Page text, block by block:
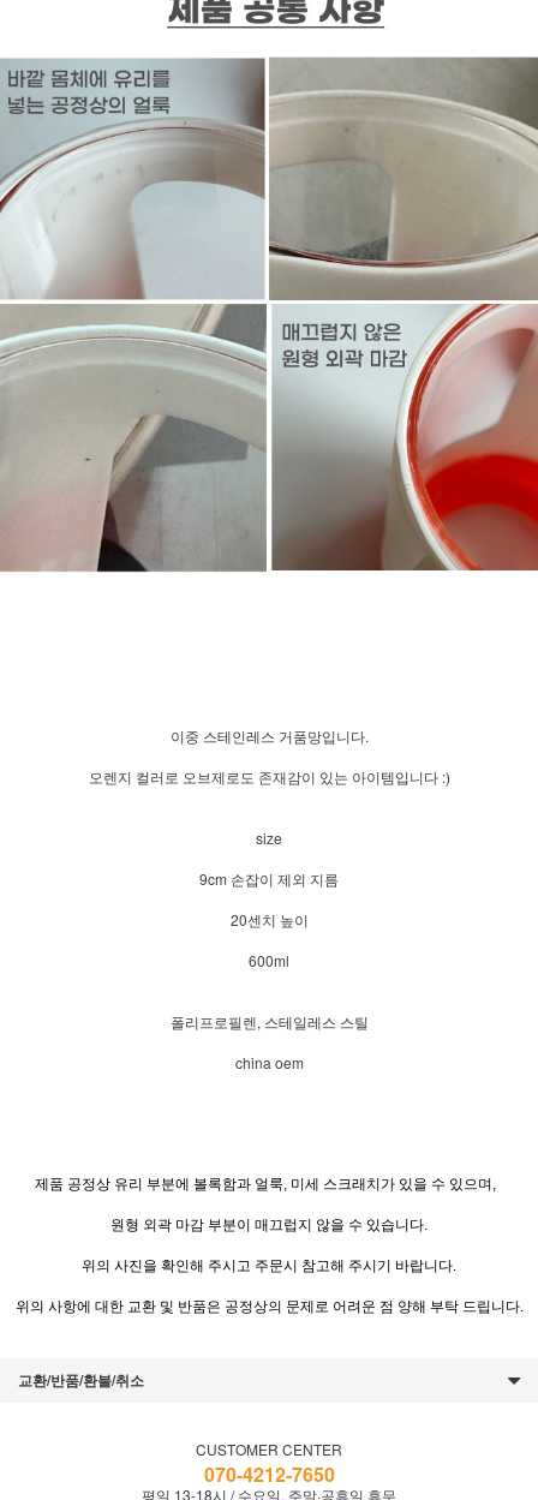
이중 스테인레스 거품망입니다.
오렌지 컬러로 오브제로도 존재감이 있는 아이템입니다 :)
size
9cm 손잡이 제외 지름
20센치 높이
600ml
폴리프로필렌, 스테일레스 스틸
china oem
제품 공정상 유리 부분에 볼록함과 얼룩, 미세 스크래치가 있을 수 있으며,
원형 외곽 마감 부분이 매끄럽지 않을 수 있습니다.
위의 사진을 확인해 주시고 주문시 참고해 주시기 바랍니다.
위의 사항에 대한 교환 및 반품은 공정상의 문제로 어려운 점 양해 부탁 드립니다.
교환/반품/환불/취소
CUSTOMER CENTER
070-4212-7650
평일 13-18시 / 수요일, 주말·공휴일 휴무